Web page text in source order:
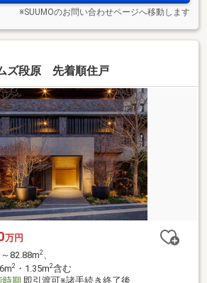
※SUUMOのお問い合わせページへ移動します
ズ段原 先着順住戸
万円
～82.88m2、
2 ・1.35m2含む
時期 即引渡可※諸手続き終了後